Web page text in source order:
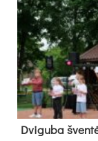
Dvi­gu­ba